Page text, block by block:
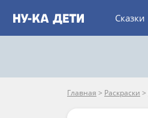
Сказки
Главная > Раскраски >